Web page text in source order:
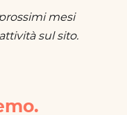
mesi
sul sito.